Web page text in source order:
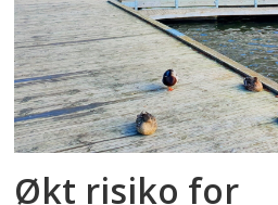
Økt risiko for